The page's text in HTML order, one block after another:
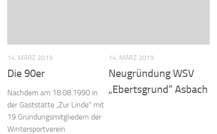
14. MÄRZ 2019
Die 90er
Nachdem am 18.08.1990 in
der Gaststätte „Zur Linde“ mit
19 Gründungsmitgliedern der
Wintersportverein
14. MÄRZ 2019
Neugründung WSV
„Ebertsgrund“ Asbach